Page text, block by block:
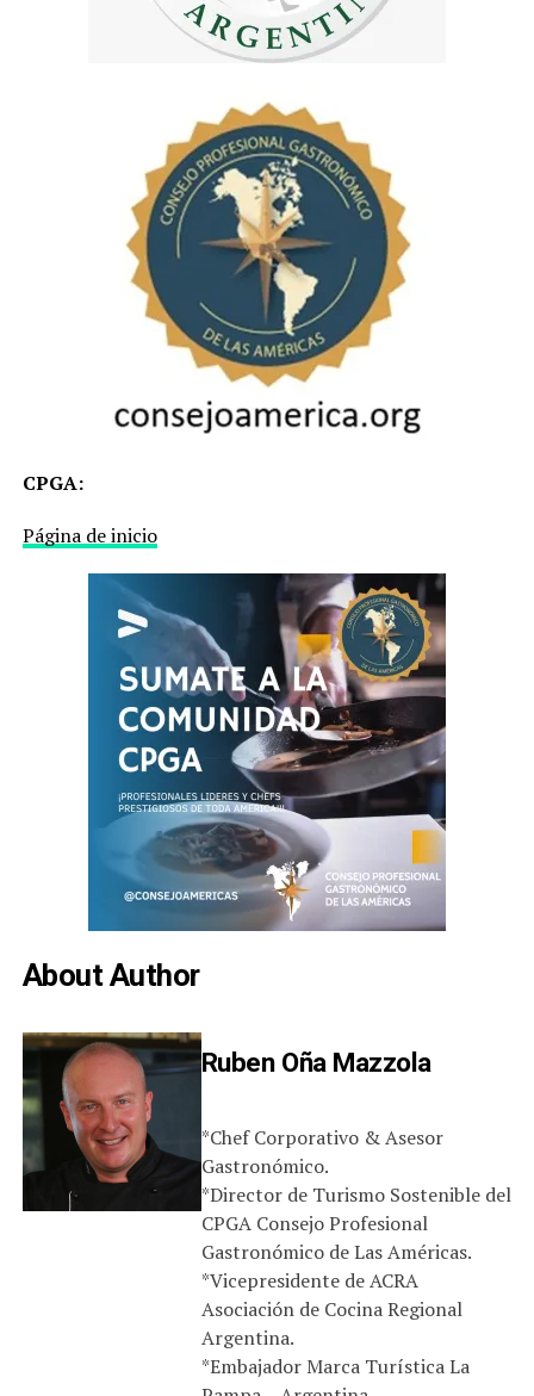
CPGA:
Página de inicio
About Author
Ruben Oña Mazzola
*Chef Corporativo & Asesor
Gastronómico.
*Director de Turismo Sostenible del
CPGA Consejo Profesional
Gastronómico de Las Américas.
*Vicepresidente de ACRA
Asociación de Cocina Regional
Argentina.
*Embajador Marca Turística La